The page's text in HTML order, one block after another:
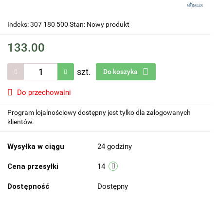
Indeks: 307 180 500 Stan: Nowy produkt
133.00
szt. Do koszyka
Do przechowalni
Program lojalnościowy dostępny jest tylko dla zalogowanych
klientów.
Wysyłka w ciągu 24 godziny
Cena przesyłki 14
Dostępność Dostępny